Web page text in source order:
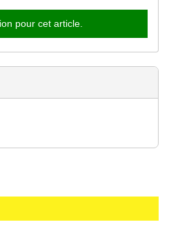
pour cet article.